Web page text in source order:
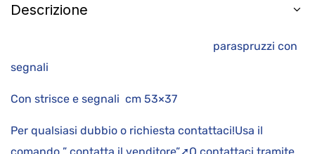
Descrizione
paraspruzzi con
segnali
Con strisce e segnali cm 53×37
Per qualsiasi dubbio o richiesta contattaci!Usa il